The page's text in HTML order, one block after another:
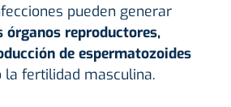
pueden generar
reproductores,
de espermatozoides
la fertilidad masculina.